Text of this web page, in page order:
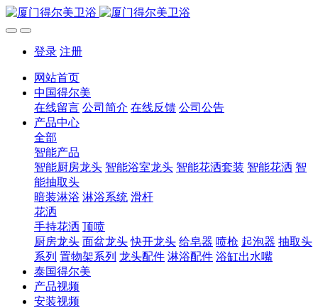
登录 注册
网站首页
中国得尔美
在线留言 公司简介 在线反馈 公司公告
产品中心
全部
智能产品
智能厨房龙头 智能浴室龙头 智能花洒套装 智能花洒 智
能抽取头
暗装淋浴 淋浴系统 滑杆
花洒
手持花洒 顶喷
厨房龙头 面盆龙头 快开龙头 给皂器 喷枪 起泡器 抽取头
系列 置物架系列 龙头配件 淋浴配件 浴缸出水嘴
泰国得尔美
产品视频
安装视频